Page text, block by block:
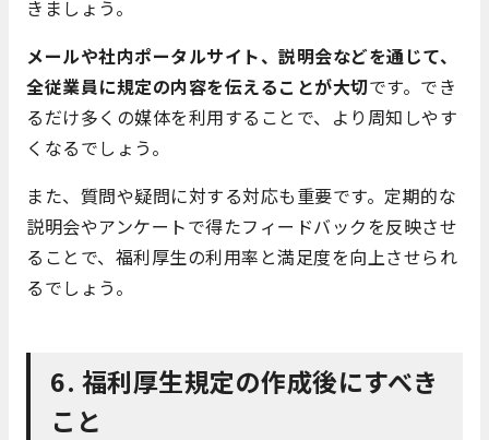
きましょう。
メールや社内ポータルサイト、説明会などを通じて、
全従業員に規定の内容を伝えることが大切です。でき
るだけ多くの媒体を利用することで、より周知しやす
くなるでしょう。
また、質問や疑問に対する対応も重要です。定期的な
説明会やアンケートで得たフィードバックを反映させ
ることで、福利厚生の利用率と満足度を向上させられ
るでしょう。
6. 福利厚生規定の作成後にすべき
こと